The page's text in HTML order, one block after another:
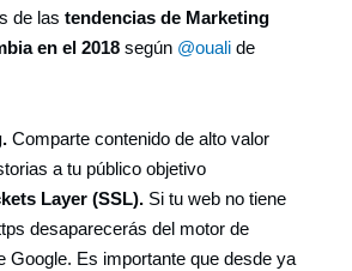
de las tendencias de Marketing
en el 2018 según @ouali de
Comparte contenido de alto valor
a tu público objetivo
Layer (SSL). Si tu web no tiene
desaparecerás del motor de
Google. Es importante que desde ya